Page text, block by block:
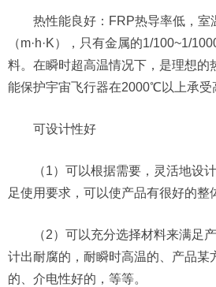
热性能良好：FRP热导率低，室
（m·h·K），只有金属的1/100~1/
料。在瞬时超高温情况下，是理想的
能保护宇宙飞行器在2000℃以上承受
可设计性好
（1）可以根据需要，灵活地设
足使用要求，可以使产品有很好的整
（2）可以充分选择材料来满足
计出耐腐的，耐瞬时高温的、产品某
的、介电性好的，等等。